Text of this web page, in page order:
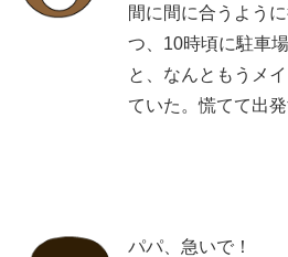
間に間に合うよう
つ、10時頃に駐車
と、なんともうメ
ていた。慌てて出
パパ、急いで！